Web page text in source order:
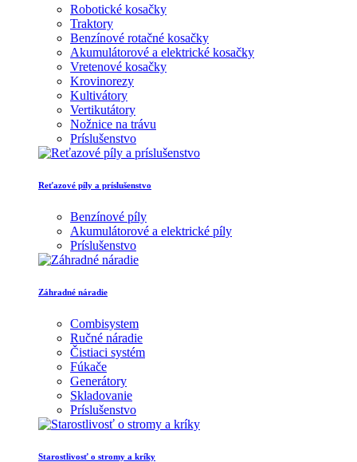
Robotické kosačky
Traktory
Benzínové rotačné kosačky
Akumulátorové a elektrické kosačky
Vretenové kosačky
Krovinorezy
Kultivátory
Vertikutátory
Nožnice na trávu
Príslušenstvo
Reťazové píly a príslušenstvo
Benzínové píly
Akumulátorové a elektrické píly
Príslušenstvo
Záhradné náradie
Combisystem
Ručné náradie
Čistiaci systém
Fúkače
Generátory
Skladovanie
Príslušenstvo
Starostlivosť o stromy a kríky